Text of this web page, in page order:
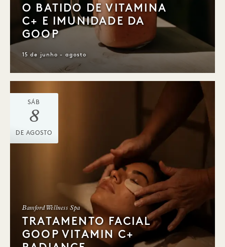
O BATIDO DE VITAMINA
C+ E IMUNIDADE DA
GOOP
15 de junho - agosto
SÁB
8
DE AGOSTO
Bamford Wellness Spa
TRATAMENTO FACIAL
GOOP VITAMIN C+